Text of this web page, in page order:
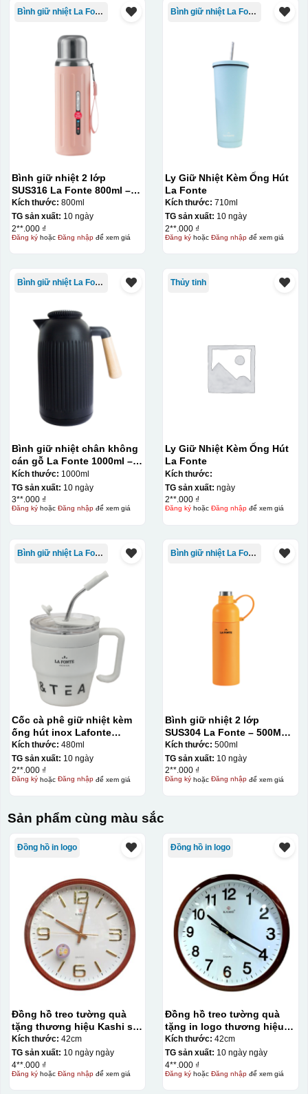
Bình giữ nhiệt La Fonte
Bình giữ nhiệt 2 lớp
SUS316 La Fonte 800ml –
012720
Kích thước: 800ml
TG sản xuất: 10 ngày
2**.000 ₫
Đăng kýhoặc Đăng nhậpđể xem giá
Bình giữ nhiệt La Fonte
Ly Giữ Nhiệt Kèm Ống Hút
La Fonte
Kích thước: 710ml
TG sản xuất: 10 ngày
2**.000 ₫
Đăng kýhoặc Đăng nhậpđể xem giá
Bình giữ nhiệt La Fonte
Bình giữ nhiệt chân không
cán gỗ La Fonte 1000ml –
011679
Kích thước: 1000ml
TG sản xuất: 10 ngày
3**.000 ₫
Đăng kýhoặc Đăng nhậpđể xem giá
Thủy tinh
Ly Giữ Nhiệt Kèm Ống Hút
La Fonte
Kích thước:
TG sản xuất: ngày
2**.000 ₫
Đăng kýhoặc Đăng nhậpđể xem giá
Bình giữ nhiệt La Fonte
Cốc cà phê giữ nhiệt kèm
ống hút inox Lafonte
480ML – 012782
Kích thước: 480ml
TG sản xuất: 10 ngày
2**.000 ₫
Đăng kýhoặc Đăng nhậpđể xem giá
Bình giữ nhiệt La Fonte
Bình giữ nhiệt 2 lớp
SUS304 La Fonte – 500ML –
012737
Kích thước: 500ml
TG sản xuất: 10 ngày
2**.000 ₫
Đăng kýhoặc Đăng nhậpđể xem giá
Sản phẩm cùng màu sắc
Đồng hồ in logo
Đồng hồ treo tường quà
tặng thương hiệu Kashi số
cọc 42cm KQ-DH21
Kích thước: 42cm
TG sản xuất: 10 ngày ngày
4**.000 ₫
Đăng kýhoặc Đăng nhậpđể xem giá
Đồng hồ in logo
Đồng hồ treo tường quà
tặng in logo thương hiệu
Kashi số in 42cm KQ-16
Kích thước: 42cm
TG sản xuất: 10 ngày ngày
4**.000 ₫
Đăng kýhoặc Đăng nhậpđể xem giá